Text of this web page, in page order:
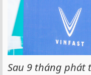
Sau 9 tháng phát